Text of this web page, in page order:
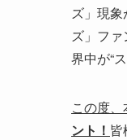
ズ」現
ズ」フ
界中が“
この度、
ント！ 皆